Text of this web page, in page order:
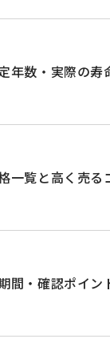
年数・実際の
一覧と高く売る
間・確認ポイン